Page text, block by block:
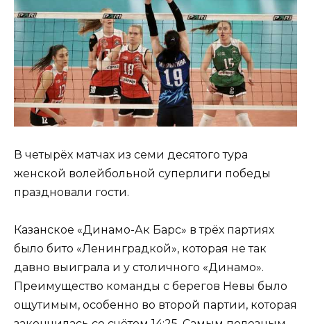
В четырёх матчах из семи десятого тура
женской волейбольной суперлиги победы
праздновали гости.
Казанское «Динамо-Ак Барс» в трёх партиях
было бито «Ленинградкой», которая не так
давно выиграла и у столичного «Динамо».
Преимущество команды с берегов Невы было
ощутимым, особенно во второй партии, которая